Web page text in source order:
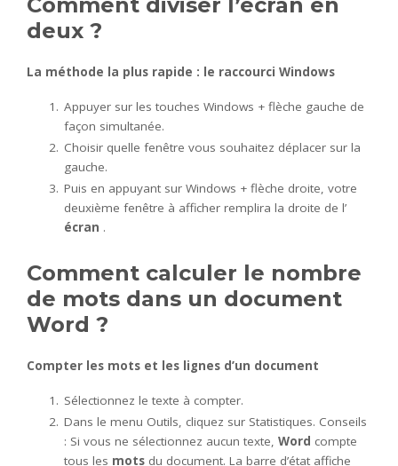
deux ?
La méthode la plus rapide : le raccourci Windows
Appuyer sur les touches Windows + flèche gauche de
façon simultanée.
Choisir quelle fenêtre vous souhaitez déplacer sur la
gauche.
Puis en appuyant sur Windows + flèche droite, votre
deuxième fenêtre à afficher remplira la droite de l’
écran .
Comment calculer le nombre
de mots dans un document
Word ?
Compter les mots et les lignes d’un document
Sélectionnez le texte à compter.
Dans le menu Outils, cliquez sur Statistiques. Conseils
: Si vous ne sélectionnez aucun texte, Word compte
tous les mots du document. La barre d’état affiche